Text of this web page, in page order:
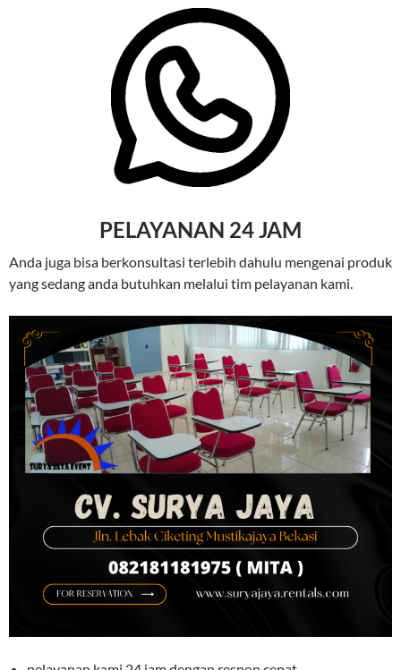
PELAYANAN 24 JAM
Anda juga bisa berkonsultasi terlebih dahulu mengenai produk
yang sedang anda butuhkan melalui tim pelayanan kami.